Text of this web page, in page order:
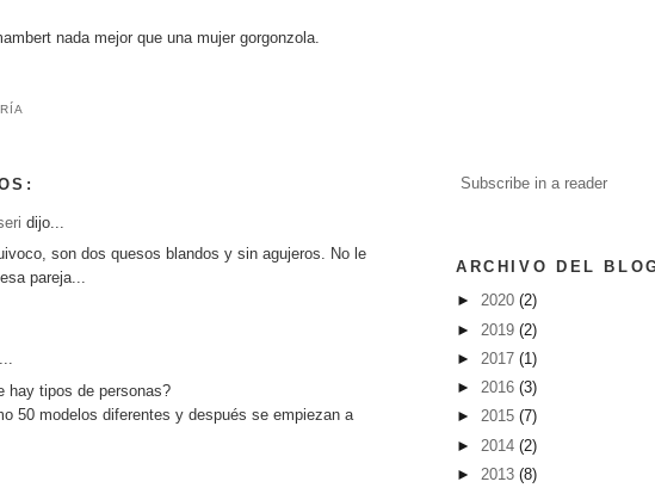
nada mejor que una mujer gorgonzola.
dijo...
son dos quesos blandos y sin agujeros. No le
pareja...
hay tipos de personas?
50 modelos diferentes y después se empiezan a
Subscribe in a reader
ARCHIVO DEL
► 2020 (2)
► 2019 (2)
► 2017 (1)
► 2016 (3)
► 2015 (7)
► 2014 (2)
► 2013 (8)